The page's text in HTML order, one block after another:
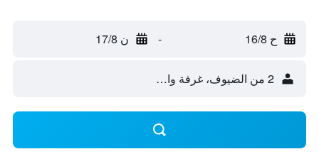
ح 16/8 - ن 17/8
2 من الضيوف، غرفة واحدة